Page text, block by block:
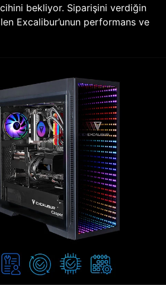
bekliyor. Siparişini verdiğin
Excalibur’unun performans ve